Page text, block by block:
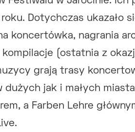
Dotychczas ukazało
koncertówka, nagrania
(ostatnia z
grają trasy
jak i małych
a Farben Lehre